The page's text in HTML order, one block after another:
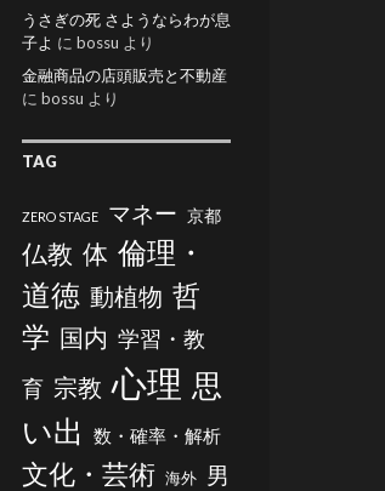
うさぎの死 さようならわが息
子よ に bossu より
金融商品の店頭販売と不動産
に bossu より
TAG
ZERO STAGE マネー 京都
仏教 体 倫理・
道徳 動植物 哲
学 国内 学習・教
育 宗教 心理 思
い出
数・確率・解析
文化・芸術 海外 男